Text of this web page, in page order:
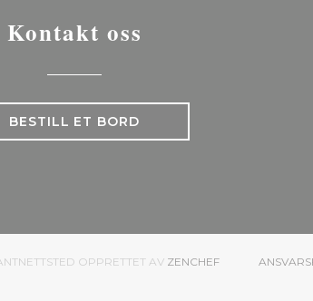
Kontakt oss
BESTILL ET BORD
OPPRETTET AV ZENCHEF((ÅPNER I ET